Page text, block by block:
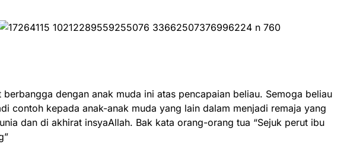
berbangga dengan anak muda ini atas pencapaian beliau. Semoga beliau
contoh kepada anak-anak muda yang lain dalam menjadi remaja yang
dan di akhirat insyaAllah. Bak kata orang-orang tua “Sejuk perut ibu